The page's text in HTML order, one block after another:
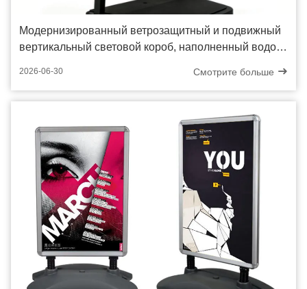
Модернизированный ветрозащитный и подвижный
вертикальный световой короб, наполненный водой,
2026-06-30 Смотрите больше